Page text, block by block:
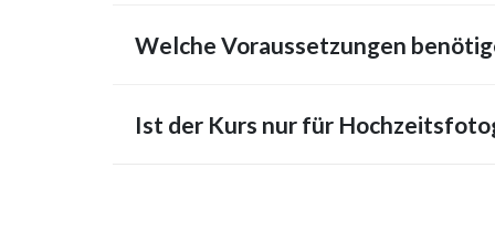
Welche Voraussetzungen
Ist der Kurs nur für